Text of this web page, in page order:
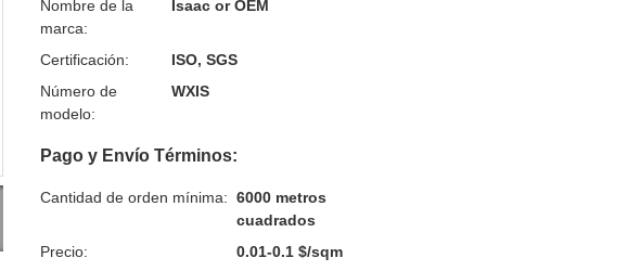
Nombre de la
marca:
Isaac or OEM
Certificación:
ISO, SGS
Número de
modelo:
WXIS
Pago y Envío Términos:
Cantidad de orden mínima: 6000 metros
cuadrados
Precio:
0.01-0.1 $/sqm